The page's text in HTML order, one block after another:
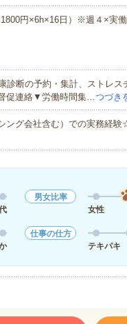
円×6h×16日）※週４×実
診断の予約・集計、ストレス
促連絡▼労働時間集…つづき
ング会社含む）での実務経
男女比率
女性
仕事の仕方
テキパキ